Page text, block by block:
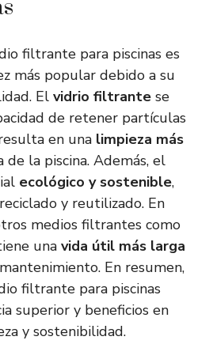
filtrante para piscinas es
más popular debido a su
El vidrio filtrante se
de retener partículas
en una limpieza más
de la piscina. Además, el
ecológico y sostenible,
y reutilizado. En
medios filtrantes como
una vida útil más larga
En resumen,
filtrante para piscinas
superior y beneficios en
y sostenibilidad.